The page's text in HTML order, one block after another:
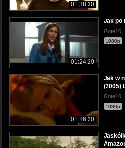
01:38:30
01:24:20
Jak po
Gote10
1080p
01:26:20
Jak w
(2005)
Gote10
1080p